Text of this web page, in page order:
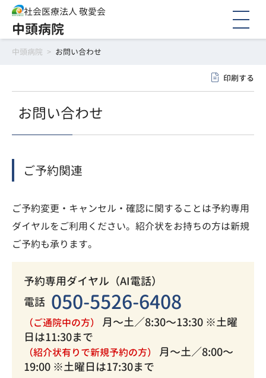
社会医療法人 敬愛会
中頭病院
中頭病院 > お問い合わせ
印刷する
お問い合わせ
ご予約関連
ご予約変更・キャンセル・確認に関することは予約専用
ダイヤルをご利用ください。紹介状をお持ちの方は新規
ご予約も承ります。
予約専用ダイヤル（AI電話）
電話 050-5526-6408
（ご通院中の方）
月〜土／8:30〜13:30 ※土曜
日は11:30まで
（紹介状有りで新規予約の方）
月〜土／8:00〜
19:00 ※土曜日は17:30まで